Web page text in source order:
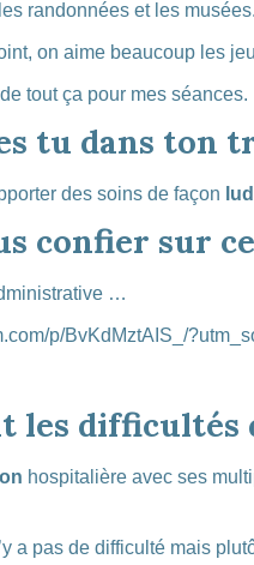
randonnées et les musées.
on aime beaucoup les
tout ça pour mes séances.
tu dans ton
des soins de façon
confier sur
…
p/BvKdMztAIS_/
les difficultés
hospitalière avec ses
a pas de difficulté mais